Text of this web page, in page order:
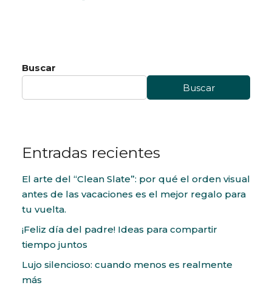
Buscar
Buscar
Entradas recientes
El arte del “Clean Slate”: por qué el orden visual
antes de las vacaciones es el mejor regalo para
tu vuelta.
¡Feliz día del padre! Ideas para compartir
tiempo juntos
Lujo silencioso: cuando menos es realmente
más